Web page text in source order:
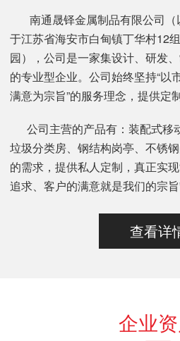
南通晟铎金属制品有限公司
于江苏省海安市白甸镇丁华村12
园），公司是一家集设计、研发
的专业型企业。公司始终坚持“以
满意为宗旨”的服务理念，提供定
公司主营的产品有：装配式移
垃圾分类房、钢结构岗亭、不锈
的需求，提供私人定制，真正实
追求、客户的满意就是我们的宗旨
查看详
企业